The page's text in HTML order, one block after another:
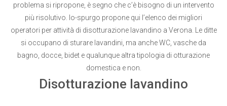
problema si ripropone, è segno che c’è bisogno di un intervento
più risolutivo. Io-spurgo propone qui l’elenco dei migliori
operatori per attività di disotturazione lavandino a Verona. Le ditte
si occupano di sturare lavandini, ma anche WC, vasche da
bagno, docce, bidet e qualunque altra tipologia di otturazione
domestica e non.
Disotturazione lavandino